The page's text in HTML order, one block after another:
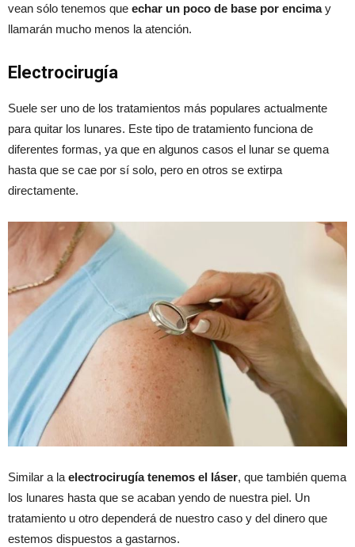
vean sólo tenemos que echar un poco de base por encimay
llamarán mucho menos la atención.
Electrocirugía
Suele ser uno de los tratamientos más populares actualmente
para quitar los lunares. Este tipo de tratamiento funciona de
diferentes formas, ya que en algunos casos el lunar se quema
hasta que se cae por sí solo, pero en otros se extirpa
directamente.
Similar a la electrocirugía tenemos el láser, que también quema
los lunares hasta que se acaban yendo de nuestra piel. Un
tratamiento u otro dependerá de nuestro caso y del dinero que
estemos dispuestos a gastarnos.